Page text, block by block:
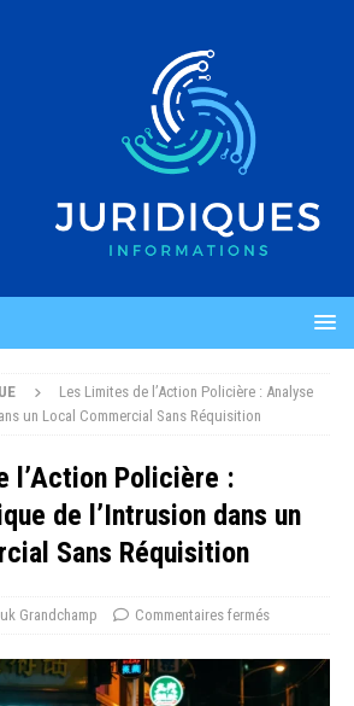
Les Limites de l’Action Policière : Analyse
un Local Commercial Sans Réquisition
l’Action Policière :
de l’Intrusion dans un
Sans Réquisition
Grandchamp Commentaires fermés